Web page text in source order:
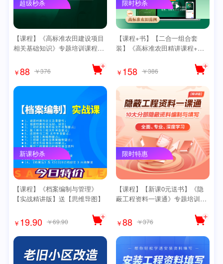
超级秒杀
【课程】《高标准农田建设项目
相关基础知识》专题培训课程
￥88 ￥376
限时秒杀
【课程+书】【二合一组合套
装】《高标准农田精讲课程+高
￥ 158 ￥386
新课秒杀
【课程】《档案编制与管理》
【实战精讲版】送【思维导图】
￥ 19.90 ￥69.90
限时特惠
【课程】【新课0元送书】《隐
蔽工程资料一课通》专题培训课
￥88 ￥376